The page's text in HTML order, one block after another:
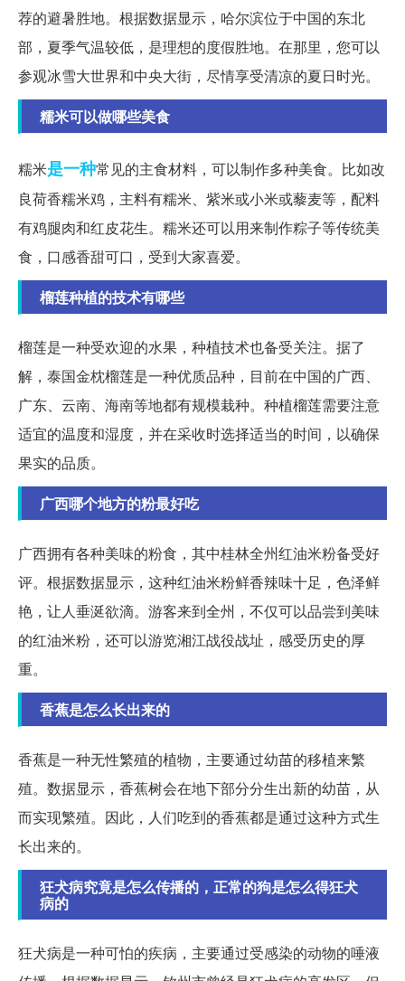
荐的避暑胜地。根据数据显示，哈尔滨位于中国的东北
部，夏季气温较低，是理想的度假胜地。在那里，您可以
参观冰雪大世界和中央大街，尽情享受清凉的夏日时光。
糯米可以做哪些美食
糯米是一种常见的主食材料，可以制作多种美食。比如改
良荷香糯米鸡，主料有糯米、紫米或小米或藜麦等，配料
有鸡腿肉和红皮花生。糯米还可以用来制作粽子等传统美
食，口感香甜可口，受到大家喜爱。
榴莲种植的技术有哪些
榴莲是一种受欢迎的水果，种植技术也备受关注。据了
解，泰国金枕榴莲是一种优质品种，目前在中国的广西、
广东、云南、海南等地都有规模栽种。种植榴莲需要注意
适宜的温度和湿度，并在采收时选择适当的时间，以确保
果实的品质。
广西哪个地方的粉最好吃
广西拥有各种美味的粉食，其中桂林全州红油米粉备受好
评。根据数据显示，这种红油米粉鲜香辣味十足，色泽鲜
艳，让人垂涎欲滴。游客来到全州，不仅可以品尝到美味
的红油米粉，还可以游览湘江战役战址，感受历史的厚
重。
香蕉是怎么长出来的
香蕉是一种无性繁殖的植物，主要通过幼苗的移植来繁
殖。数据显示，香蕉树会在地下部分分生出新的幼苗，从
而实现繁殖。因此，人们吃到的香蕉都是通过这种方式生
长出来的。
狂犬病究竟是怎么传播的，正常的狗是怎么得狂犬
病的
狂犬病是一种可怕的疾病，主要通过受感染的动物的唾液